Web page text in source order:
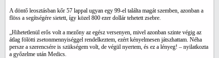
A döntő leosztásban kőr 57 lappal ugyan egy 99-el találta magát szemben, azonban a
flöss a segítségére sietett, így közel 800 ezer dollár tehetett zsebre.
„Hihetetlenül erős volt a mezőny az egész versenyen, mivel azonban szinte végig az
átlag fölötti zsetonmennyiséggel rendelkeztem, ezért kényelmesen játszhattam. Néha
persze a szerencsére is szükségem volt, de végül nyertem, és ez a lényeg! – nyilatkozta
a győzelme után Medics.